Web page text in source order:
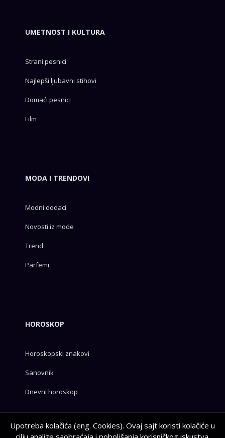
UMETNOST I KULTURA
Strani pesnici
Najlepši ljubavni stihovi
Domaći pesnici
Film
MODA I TRENDOVI
Modni dodaci
Novosti iz mode
Trend
Parfemi
HOROSKOP
Horoskopski znakovi
Sanovnik
Dnevni horoskop
Upotreba kolačića (eng. Cookies). Ovaj sajt koristi kolačiće u